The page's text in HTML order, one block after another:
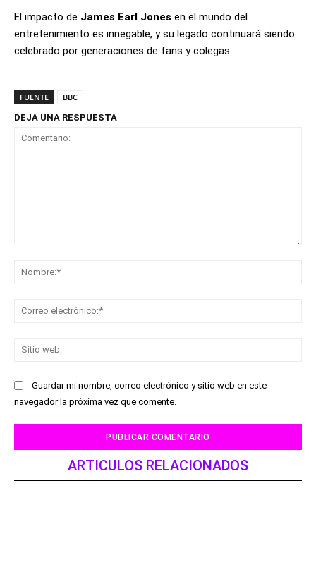
El impacto de James Earl Jones en el mundo del
entretenimiento es innegable, y su legado continuará siendo
celebrado por generaciones de fans y colegas.
FUENTE
BBC
DEJA UNA RESPUESTA
Guardar mi nombre, correo electrónico y sitio web en este
navegador la próxima vez que comente.
ARTICULOS RELACIONADOS